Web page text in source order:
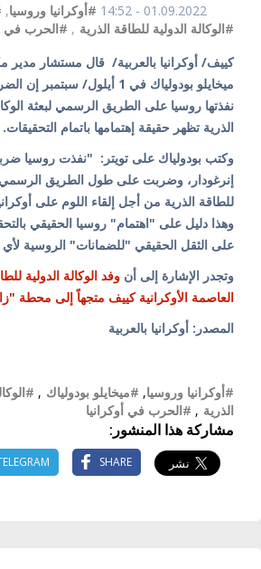
01.09.2022 - 14:52 #أوكرانيا وروسيا,
#الوكالة الدولية للطاقة الذرية , #الحرب في
كييف/ أوكرانيا بالعربية/ قال مستشار مدير
ميخايلو بودولياك في 1 أيلول/
نفذتها روسيا على الطريق الرسمي لبعثة
الذرية تظهر حقيقة إهتمامها باتمام التحقيقات.
وكتب بودولياك على تويتر: "نفذت روسيا
إنرغودار، وضربت على طول الطريق الرسمي
للطاقة الذرية من أجل إلقاء اللوم على
وهذا دليل على "اهتمام" روسيا الحقيقي
على الثقل الحقيقي "للضمانات" الروسية
وتجدر الإشارة إلى أن وفد الوكالة الدولية
العاصمة الأوكرانية كييف متجهاً إلى محطة
المصدر: أوكرانيا بالعربية
#أوكرانيا وروسيا, #ميخايلو بودولياك ,
الذرية , #الحرب في أوكرانيا
مشاركة هذا المنشور:
SHARE